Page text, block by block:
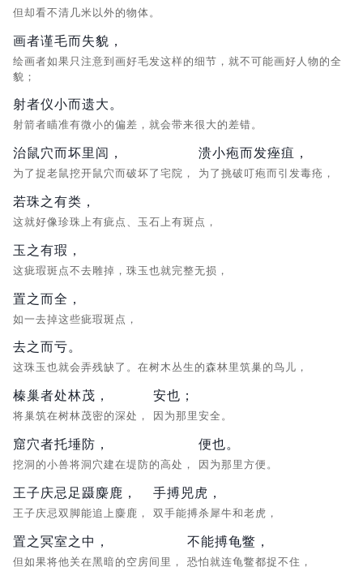
但却看不清几米以外的物体。
画者谨毛而失貌，
绘画者如果只注意到画好毛发这样的细节，就不可能画好人物的全
貌；
射者仪小而遗大。
射箭者瞄准有微小的偏差，就会带来很大的差错。
治鼠穴而坏里闾，
为了捉老鼠挖开鼠穴而破坏了宅院，
溃小疱而发痤疽，
为了挑破叮疱而引发毒疮，
若珠之有类，
这就好像珍珠上有疵点、玉石上有斑点，
玉之有瑕，
这疵瑕斑点不去雕掉，珠玉也就完整无损，
置之而全，
如一去掉这些疵瑕斑点，
去之而亏。
这珠玉也就会弄残缺了。在树木丛生的森林里筑巢的鸟儿，
榛巢者处林茂，
将巢筑在树林茂密的深处，
安也；
因为那里安全。
窟穴者托埵防，
挖洞的小兽将洞穴建在堤防的高处，
便也。
因为那里方便。
王子庆忌足蹑麋鹿，
王子庆忌双脚能追上麋鹿，
手搏兕虎，
双手能搏杀犀牛和老虎，
置之冥室之中，
但如果将他关在黑暗的空房间里，
不能搏龟鳖，
恐怕就连龟鳖都捉不住，